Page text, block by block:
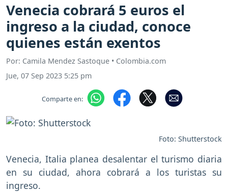
Venecia cobrará 5 euros el
ingreso a la ciudad, conoce
quienes están exentos
Por: Camila Mendez Sastoque • Colombia.com
Jue, 07 Sep 2023 5:25 pm
Comparte en:
Foto: Shutterstock
Venecia, Italia planea desalentar el turismo diaria
en su ciudad, ahora cobrará a los turistas su
ingreso.